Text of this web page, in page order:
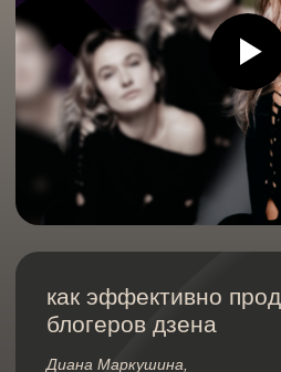
пишем о деньгах
и решениях